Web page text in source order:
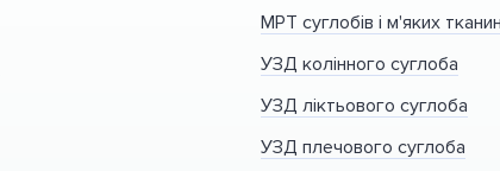
МРТ суглобів і м'яких тканин
УЗД колінного суглоба
УЗД ліктьового суглоба
УЗД плечового суглоба